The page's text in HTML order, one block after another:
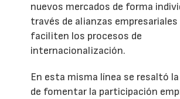
nuevos mercados de forma
través de alianzas empresariales
faciliten los procesos de
internacionalización.
En esta misma línea se resaltó
de fomentar la participación